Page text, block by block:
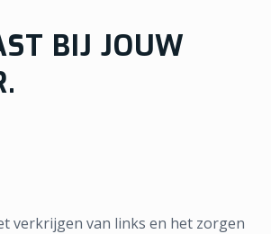
BIJ JOUW
verkrijgen van links en het zorgen